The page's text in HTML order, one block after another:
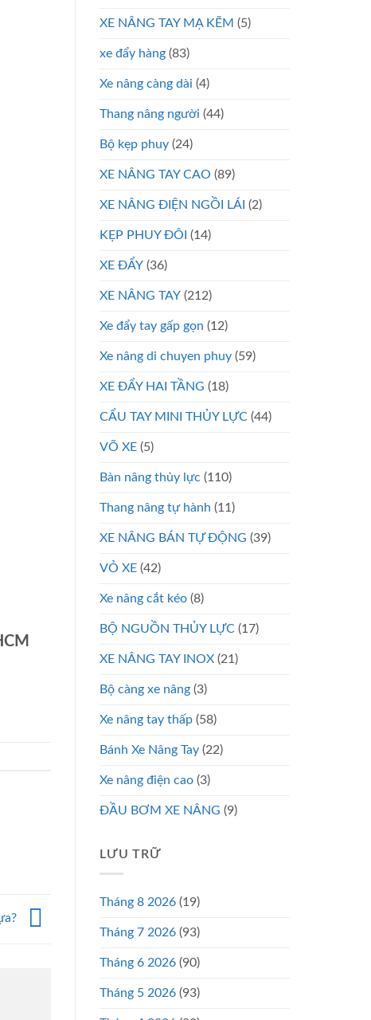
XE NÂNG TAY MẠ KẼM (5)
xe đẩy hàng (83)
Xe nâng càng dài (4)
Thang nâng người (44)
Bộ kẹp phuy (24)
XE NÂNG TAY CAO (89)
XE NÂNG ĐIỆN NGỒI LÁI (2)
KẸP PHUY ĐÔI (14)
XE ĐẨY (36)
XE NÂNG TAY (212)
Xe đẩy tay gấp gọn (12)
Xe nâng di chuyen phuy (59)
XE ĐẨY HAI TẦNG (18)
CẨU TAY MINI THỦY LỰC (44)
VÕ XE (5)
Bàn nâng thủy lực (110)
Thang nâng tự hành (11)
XE NÂNG BÁN TỰ ĐỘNG (39)
VỎ XE (42)
Xe nâng cắt kéo (8)
BỘ NGUỒN THỦY LỰC (17)
XE NÂNG TAY INOX (21)
Bộ càng xe nâng (3)
Xe nâng tay thấp (58)
Bánh Xe Nâng Tay (22)
Xe nâng điện cao (3)
ĐẦU BƠM XE NÂNG (9)
LƯU TRỮ
Tháng 8 2026 (19)
Tháng 7 2026 (93)
Tháng 6 2026 (90)
Tháng 5 2026 (93)